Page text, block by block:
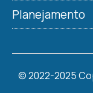
Planejamento
© 2022-2025